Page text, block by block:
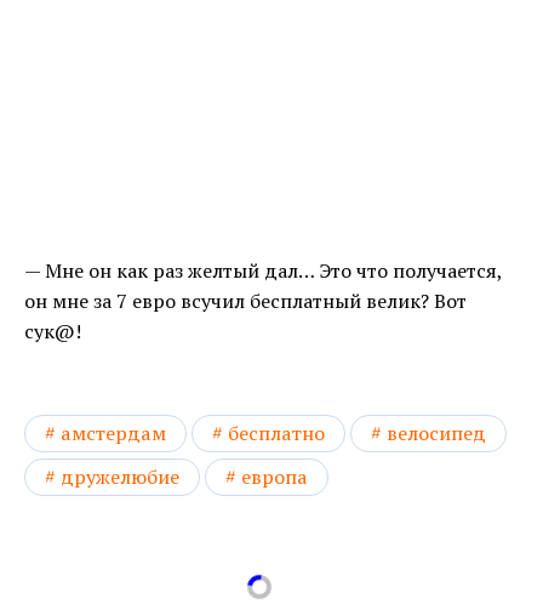
— Мне он как раз желтый дал… Это что получается,
он мне за 7 евро всучил бесплатный велик? Вот
сук@!
амстердам бесплатно
велосипед
дружелюбие
европа